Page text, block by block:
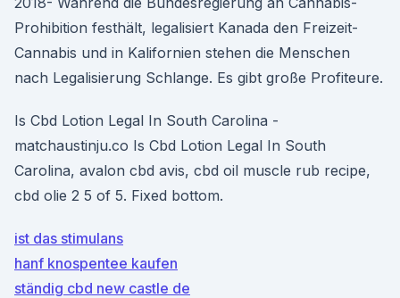
Prohibition festhält, legalisiert Kanada den Freizeit-
Cannabis und in Kalifornien stehen die Menschen
nach Legalisierung Schlange. Es gibt große Profiteure.
Is Cbd Lotion Legal In South Carolina -
matchaustinju.co Is Cbd Lotion Legal In South
Carolina, avalon cbd avis, cbd oil muscle rub recipe,
cbd olie 2 5 of 5. Fixed bottom.
ist das stimulans
hanf knospentee kaufen
ständig cbd new castle de